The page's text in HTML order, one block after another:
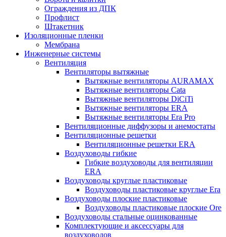
Ограждения из ДПК
Профлист
Штакетник
Изоляционные пленки
Мембрана
Инженерные системы
Вентиляция
Вентиляторы вытяжные
Вытяжные вентиляторы AURAMAX
Вытяжные вентиляторы Cata
Вытяжные вентиляторы DiCiTi
Вытяжные вентиляторы ERA
Вытяжные вентиляторы Era Pro
Вентиляционные диффузоры и анемостаты
Вентиляционные решетки
Вентиляционные решетки ERA
Воздуховоды гибкие
Гибкие воздуховоды для вентиляции
ERA
Воздуховоды круглые пластиковые
Воздуховоды пластиковые круглые Era
Воздуховоды плоские пластиковые
Воздуховоды пластиковые плоские Ore
Воздуховоды стальные оцинкованные
Комплектующие и аксессуары для
воздуховодов